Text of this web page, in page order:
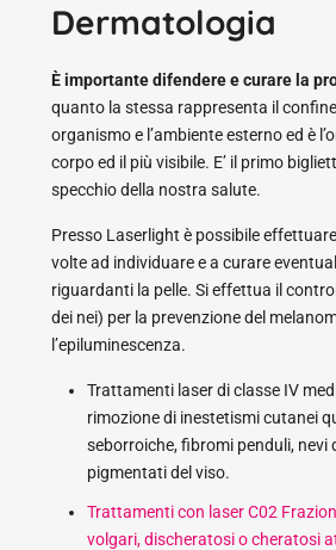
Dermatologia
È importante difendere e curare la
quanto la stessa rappresenta il
organismo e l’ambiente esterno ed è
corpo ed il più visibile. E’ il primo
specchio della nostra salute.
Presso Laserlight è possibile
volte ad individuare e a curare
riguardanti la pelle. Si effettua il
dei nei) per la prevenzione del
l’epiluminescenza.
Trattamenti laser di classe IV
rimozione di inestetismi cutanei
seborroiche, fibromi penduli, nevi
pigmentati del viso.
Trattamenti con laser C02
volgari, discheratosi o cheratosi